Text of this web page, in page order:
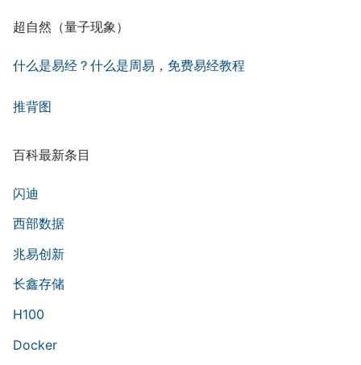
超自然（量子现象）
什么是易经？什么是周易，免费易经教程
推背图
百科最新条目
闪迪
西部数据
兆易创新
长鑫存储
H100
Docker